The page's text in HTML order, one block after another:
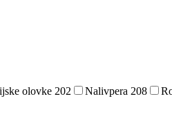
olovke 202 Nalivpera 208